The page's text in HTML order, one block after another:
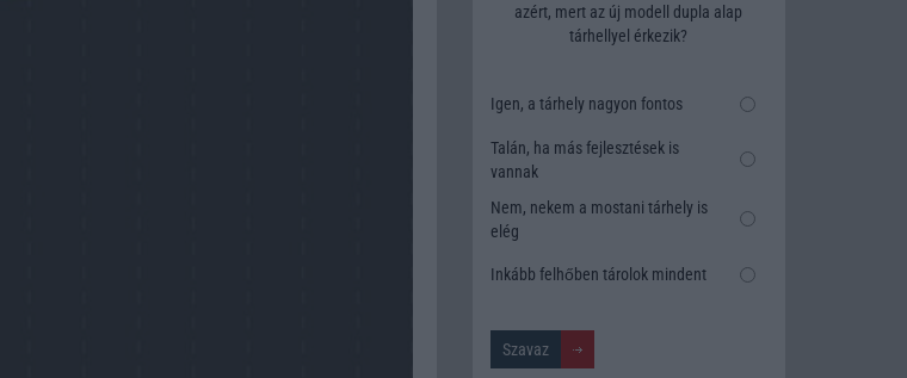
azért, mert az új modell dupla alap
tárhellyel érkezik?
Igen, a tárhely nagyon fontos
Talán, ha más fejlesztések is
vannak
Nem, nekem a mostani tárhely is
elég
Inkább felhőben tárolok mindent